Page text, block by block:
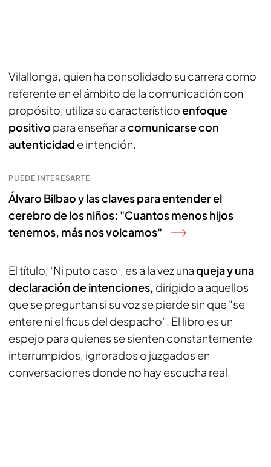
Vilallonga, quien ha consolidado su carrera como
referente en el ámbito de la comunicación con
propósito, utiliza su característicoenfoque
positivo para enseñar acomunicarse con
autenticidad e intención.
PUEDE INTERESARTE
Álvaro Bilbao y las claves para entender el
cerebro de los niños: "Cuantos menos hijos
tenemos, más nos volcamos"
El título, ‘Ni puto caso’, es a la vez unaqueja y una
declaración de intenciones, dirigido a aquellos
que se preguntan si su voz se pierde sin que "se
entere ni el ficus del despacho". El libro es un
espejo para quienes se sienten constantemente
interrumpidos, ignorados o juzgados en
conversaciones donde no hay escucha real.